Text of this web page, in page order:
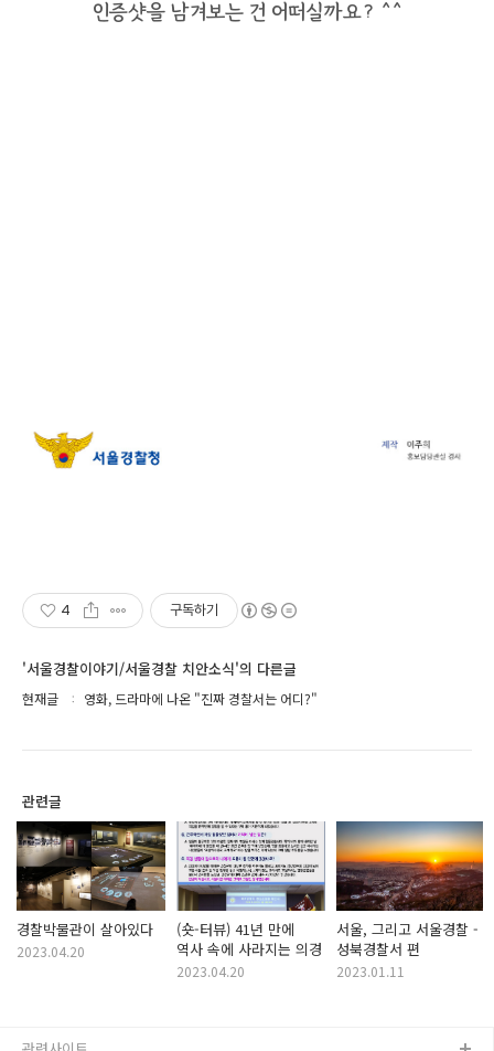
인증샷을 남겨보는 건 어떠실까요? ^^
4 구독하기
'서울경찰이야기/서울경찰 치안소식'의 다른글
현재글 영화, 드라마에 나온 "진짜 경찰서는 어디?"
관련글
경찰박물관이 살아있다
2023.04.20
(숏-터뷰) 41년 만에
역사 속에 사라지는 의경
2023.04.20
서울, 그리고 서울경찰 -
성북경찰서 편
2023.01.11